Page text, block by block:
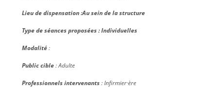
Lieu de dispensation :Au sein de la structure
Type de séances proposées : Individuelles
Modalité:
Public cible: Adulte
Professionnels intervenants:Infirmier·ère